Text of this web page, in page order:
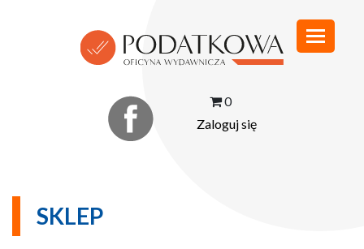
0
Zaloguj się
SKLEP